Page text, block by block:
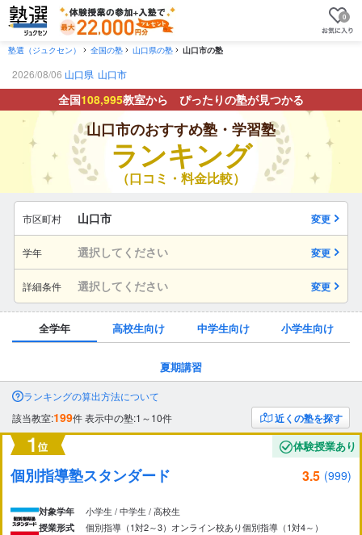
0
塾選（ジュクセン） 全国の塾 山口県の塾 山口市の塾
2026/08/06 山口県 山口市
全国108,995教室から ぴったりの塾が見つかる
山口市のおすすめ塾・学習塾
ランキング
（口コミ・料金比較）
市区町村 山口市 変更
学年 選択してください 変更
詳細条件 選択してください 変更
市区町村から探す
駅・路線
全学年 高校生向け 中学生向け 小学生向け
夏期講習
ランキングの算出方法について
該当教室:199件表示中の塾:1～10件 近くの塾を探す
体験授業あり
個別指導塾スタンダード 3.5 (999)
対象学年 小学生 / 中学生 / 高校生
授業形式 個別指導（1対2～3） オンライン校あり個別指導（1対4～）